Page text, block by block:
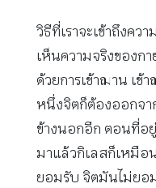
วิธีที่เราจะเข้าถึงคว
เห็นความจริงของกา
ด้วยการเข้าฌาน เข้
หนึ่งจิตก็ต้องออกจ
ข้างนอกอีก ตอนที่อ
มาแล้วกิเลสก็เหมือ
ยอมรับ จิตมันไม่ยอ